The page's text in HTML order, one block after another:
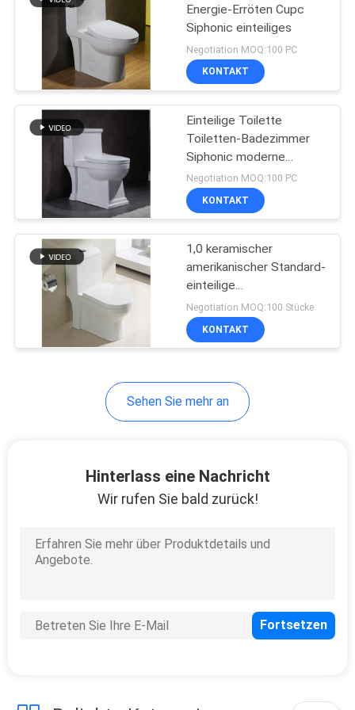
cUPC Toilette
Ada-
Komforthöhentoilette
Wand gehangene
Spülbecken
Energie-Erröten Cupc
Siphonic einteiliges
Negotiation MOQ:100 PC
KONTAKT
Einteilige Toilette
Toiletten-Badezimmer
Siphonic moderne
Toilette Seat Asme
A112.19.2
Negotiation MOQ:100 PC
KONTAKT
1,0 keramischer
amerikanischer Standard-
einteilige
Verdoppelungspültoilette-
Kommode Gpf
Negotiation MOQ:100 Stücke
KONTAKT
Sehen Sie mehr an
Hinterlass eine Nachricht
Wir rufen Sie bald zurück!